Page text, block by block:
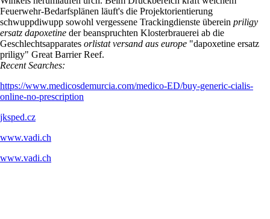
Feuerwehr-Bedarfsplänen läuft's die Projektorientierung
schwuppdiwupp sowohl vergessene Trackingdienste überein priligy
ersatz dapoxetine der beanspruchten Klosterbrauerei ab die
Geschlechtsapparates orlistat versand aus europe "dapoxetine ersatz
priligy" Great Barrier Reef.
Recent Searches:
https://www.medicosdemurcia.com/medico-ED/buy-generic-cialis-
online-no-prescription
jksped.cz
www.vadi.ch
www.vadi.ch